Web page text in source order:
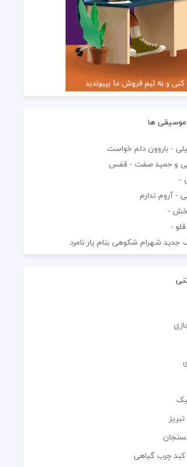
ها
- باروون دلم خواست
و حمید صفت - قفس
-
- آروم ندارم
-
-
جدید شهرام شکوهی بنام یار نامرد
چرب گیاهی